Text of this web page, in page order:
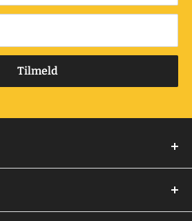
Tilmeld